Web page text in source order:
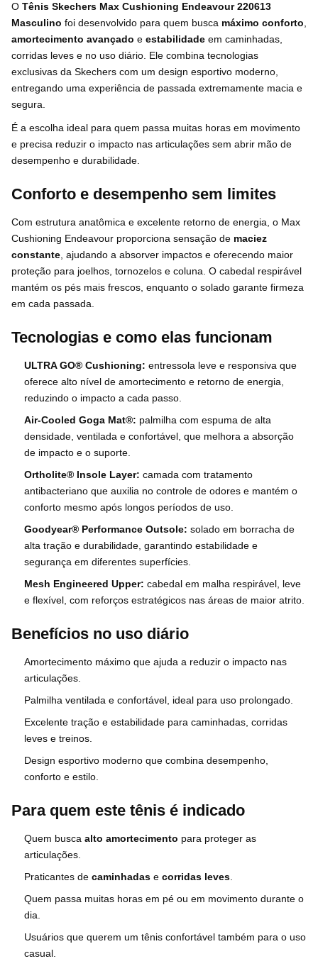
O Tênis Skechers Max Cushioning Endeavour 220613
Masculino foi desenvolvido para quem busca máximo conforto
amortecimento avançado e estabilidade em caminhadas,
corridas leves e no uso diário. Ele combina tecnologias
exclusivas da Skechers com um design esportivo moderno,
entregando uma experiência de passada extremamente macia e
segura.
É a escolha ideal para quem passa muitas horas em movimento
e precisa reduzir o impacto nas articulações sem abrir mão de
desempenho e durabilidade.
Conforto e desempenho sem limites
Com estrutura anatômica e excelente retorno de energia, o Max
Cushioning Endeavour proporciona sensação de maciez
constante , ajudando a absorver impactos e oferecendo maior
proteção para joelhos, tornozelos e coluna. O cabedal respirável
mantém os pés mais frescos, enquanto o solado garante firmeza
em cada passada.
Tecnologias e como elas funcionam
ULTRA GO® Cushioning: entressola leve e responsiva que
oferece alto nível de amortecimento e retorno de energia,
reduzindo o impacto a cada passo.
Air-Cooled Goga Mat®: palmilha com espuma de alta
densidade, ventilada e confortável, que melhora a absorção
de impacto e o suporte.
Ortholite® Insole Layer: camada com tratamento
antibacteriano que auxilia no controle de odores e mantém o
conforto mesmo após longos períodos de uso.
Goodyear® Performance Outsole: solado em borracha de
alta tração e durabilidade, garantindo estabilidade e
segurança em diferentes superfícies.
Mesh Engineered Upper: cabedal em malha respirável, leve
e flexível, com reforços estratégicos nas áreas de maior atrito.
Benefícios no uso diário
Amortecimento máximo que ajuda a reduzir o impacto nas
articulações.
Palmilha ventilada e confortável, ideal para uso prolongado.
Excelente tração e estabilidade para caminhadas, corridas
leves e treinos.
Design esportivo moderno que combina desempenho,
conforto e estilo.
Para quem este tênis é indicado
Quem busca alto amortecimento para proteger as
articulações.
Praticantes de caminhadas e corridas leves
Quem passa muitas horas em pé ou em movimento durante o
dia.
Usuários que querem um tênis confortável também para o uso
casual.